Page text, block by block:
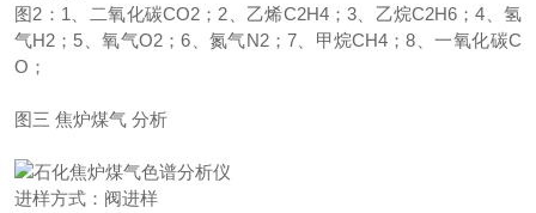
图2：1、二氧化碳CO2；2、乙烯C2H4；3、乙烷C2H6；4、氢
气H2；5、氧气O2；6、氮气N2；7、甲烷CH4；8、一氧化碳C
O；
图三 焦炉煤气 分析
进样方式：阀进样